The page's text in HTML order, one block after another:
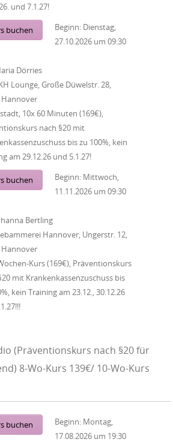
und 7.1.27!
buchen Beginn: Dienstag,
27.10.2026 um 09:30
Dörries
Lounge, Große Düwelstr. 28,
Hannover
10x 60 Minuten (169€),
nach §20 mit
bis zu 100%, kein
am 29.12.26 und 5.1.27!
buchen Beginn: Mittwoch,
11.11.2026 um 09:30
Bertling
Hannover, Ungerstr. 12,
Hannover
Kurs (169€), Präventionskurs
mit Krankenkassenzuschuss bis
kein Training am 23.12., 30.12.26
(Präventionskurs nach §20 für
8-Wo-Kurs 139€/ 10-Wo-Kurs
buchen Beginn: Montag,
17.08.2026 um 19:30